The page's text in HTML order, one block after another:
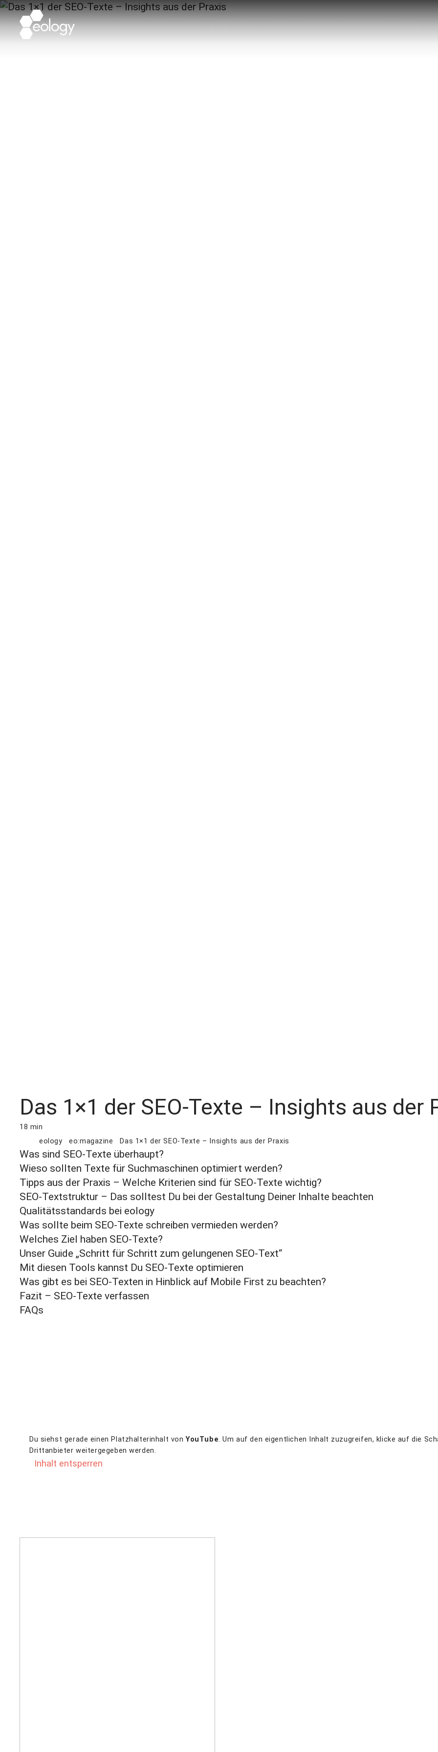
Das 1×1 der SEO-Texte – Insights aus der
18 min
eology
eo:magazine Das 1×1 der SEO-Texte – Insights aus der Praxis
Was sind SEO-Texte überhaupt?
Wieso sollten Texte für Suchmaschinen optimiert werden?
Tipps aus der Praxis – Welche Kriterien sind für SEO-Texte wichtig?
SEO-Textstruktur – Das solltest Du bei der Gestaltung Deiner Inhalte beachten
Qualitätsstandards bei eology
Was sollte beim SEO-Texte schreiben vermieden werden?
Welches Ziel haben SEO-Texte?
Unser Guide „Schritt für Schritt zum gelungenen SEO-Text“
Mit diesen Tools kannst Du SEO-Texte optimieren
Was gibt es bei SEO-Texten in Hinblick auf Mobile First zu beachten?
Fazit – SEO-Texte verfassen
FAQs
Du siehst gerade einen Platzhalterinhalt vonYouTube. Um auf den eigentlichen Inhalt zuzugreifen, klicke auf die
Drittanbieter weitergegeben werden.
Inhalt entsperren